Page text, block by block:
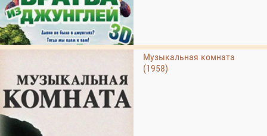
Музыкальная комната
(1958)